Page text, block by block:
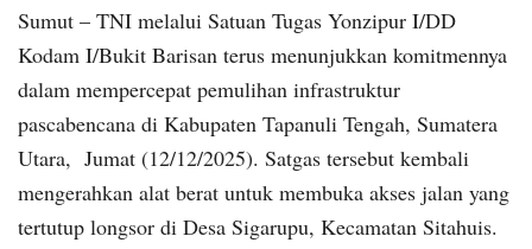
Sumut – TNI melalui Satuan Tugas Yonzipur I/DD
Kodam I/Bukit Barisan terus menunjukkan komitmennya
dalam mempercepat pemulihan infrastruktur
pascabencana di Kabupaten Tapanuli Tengah, Sumatera
Utara, Jumat (12/12/2025). Satgas tersebut kembali
mengerahkan alat berat untuk membuka akses jalan yang
tertutup longsor di Desa Sigarupu, Kecamatan Sitahuis.